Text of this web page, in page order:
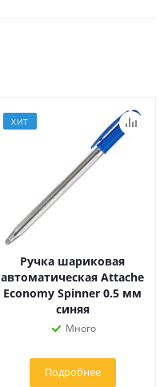
ХИТ
Ручка шариковая
автоматическая Attache
Economy Spinner 0.5 мм
синяя
Много
Подробнее